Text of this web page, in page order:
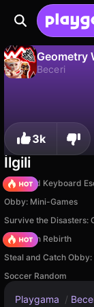
Geometry
Beceri
3k
İlgili
+1 Speed Keyboard
Obby: Mini-Games
Survive the Disasters:
Stickman Rebirth
Steal and Catch
Soccer Random
Playgama /